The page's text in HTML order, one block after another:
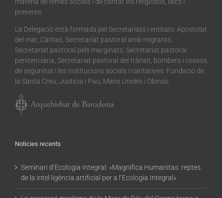
matèria de temes socials i de caritat els religiosos, laics i
preveres.
La Delegació està formada pel Secretariats i entitats: Apostolat
del mar, Càritas, Secretariat pastoral amb migrants,
Secretariat pastoral pels marginats, Secretariat pastoral
penitenciària, Secretariat pastoral del trànsit, bombers i cossos
de seguretat i les Institucions socials i caritatives: Fundació de
la Santa Creu, Justícia i Pau, Mans Unides i Obinso.
Noticies recents
Seminari d’Ecologia Integral: «Magnifica Humanitas: reptes
de la intel·ligència artificial per a l’Ecologia Integral»